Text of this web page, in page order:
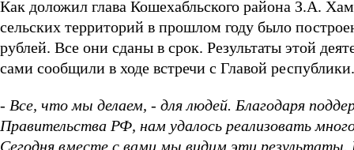
Как доложил глава Кошехабльского района З.А.
сельских территорий в прошлом году было
рублей. Все они сданы в срок. Результаты этой
сами сообщили в ходе встречи с Главой республики.
- Все, что мы делаем, - для людей. Благодаря
Правительства РФ, нам удалось реализовать
Сегодня вместе с вами мы видим эти результаты.